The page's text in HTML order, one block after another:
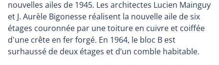
nouvelles ailes de 1945. Les architectes Lucien Mainguy
et J. Aurèle Bigonesse réalisent la nouvelle aile de six
étages couronnée par une toiture en cuivre et coiffée
d'une crête en fer forgé. En 1964, le bloc B est
surhaussé de deux étages et d’un comble habitable.